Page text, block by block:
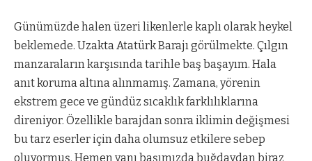
Günümüzde halen üzeri likenlerle kaplı olarak heykel
beklemede. Uzakta Atatürk Barajı görülmekte. Çılgın
manzaraların karşısında tarihle baş başayım. Hala
anıt koruma altına alınmamış. Zamana, yörenin
ekstrem gece ve gündüz sıcaklık farklılıklarına
direniyor. Özellikle barajdan sonra iklimin değişmesi
bu tarz eserler için daha olumsuz etkilere sebep
oluyormuş. Hemen yanı başımızda buğdaydan biraz